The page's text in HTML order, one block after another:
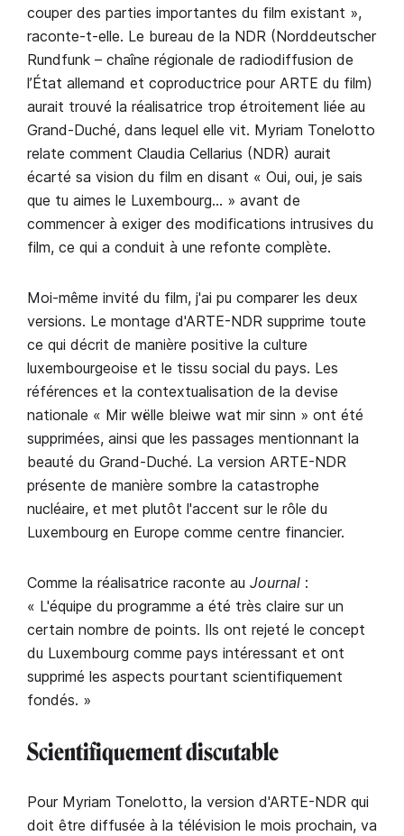
couper des parties importantes du film existant »,
raconte-t-elle. Le bureau de la NDR (Norddeutscher
Rundfunk – chaîne régionale de radiodiffusion de
l’État allemand et coproductrice pour ARTE du film)
aurait trouvé la réalisatrice trop étroitement liée au
Grand-Duché, dans lequel elle vit. Myriam Tonelotto
relate comment Claudia Cellarius (NDR) aurait
écarté sa vision du film en disant « Oui, oui, je sais
que tu aimes le Luxembourg… » avant de
commencer à exiger des modifications intrusives du
film, ce qui a conduit à une refonte complète.
Moi-même invité du film, j'ai pu comparer les deux
versions. Le montage d'ARTE-NDR supprime toute
ce qui décrit de manière positive la culture
luxembourgeoise et le tissu social du pays. Les
références et la contextualisation de la devise
nationale « Mir wëlle bleiwe wat mir sinn » ont été
supprimées, ainsi que les passages mentionnant la
beauté du Grand-Duché. La version ARTE-NDR
présente de manière sombre la catastrophe
nucléaire, et met plutôt l'accent sur le rôle du
Luxembourg en Europe comme centre financier.
Comme la réalisatrice raconte au Journal :
« L'équipe du programme a été très claire sur un
certain nombre de points. Ils ont rejeté le concept
du Luxembourg comme pays intéressant et ont
supprimé les aspects pourtant scientifiquement
fondés. »
Scientifiquement discutable
Pour Myriam Tonelotto, la version d'ARTE-NDR qui
doit être diffusée à la télévision le mois prochain, va